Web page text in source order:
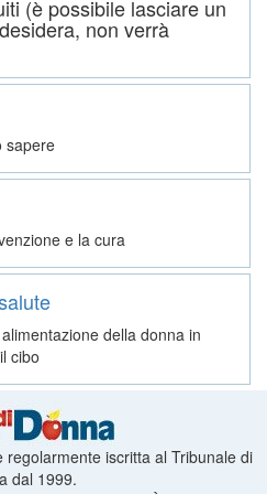
(è possibile lasciare un
non verrà
sapere
e la cura
della donna in
cibo
regolarmente iscritta al Tribunale di
dal 1999.